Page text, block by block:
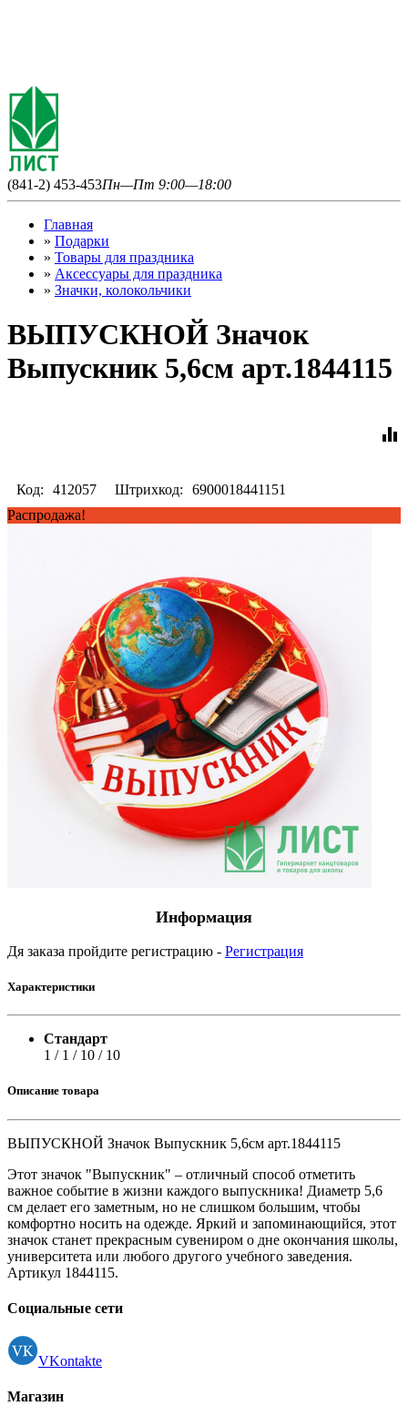
(841-2) 453-453Пн—Пт 9:00—18:00
Главная
» Подарки
» Товары для праздника
» Аксессуары для праздника
» Значки, колокольчики
ВЫПУСКНОЙ Значок
Выпускник 5,6см арт.1844115
equalizer
Код: 412057 Штрихкод:
6900018441151
Распродажа!
Информация
Дя заказа пройдите регистрацию - Регистрация
Характеристики
Стандарт
1 / 1 / 10 / 10
Описание товара
ВЫПУСКНОЙ Значок Выпускник 5,6см арт.1844115
Этот значок "Выпускник" – отличный способ отметить
важное событие в жизни каждого выпускника! Диаметр 5,6
см делает его заметным, но не слишком большим, чтобы
комфортно носить на одежде. Яркий и запоминающийся, этот
значок станет прекрасным сувениром о дне окончания школы,
университета или любого другого учебного заведения.
Артикул 1844115.
Социальные сети
VKontakte
Магазин